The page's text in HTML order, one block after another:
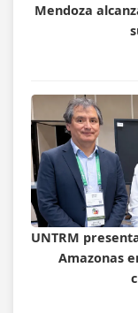
Mendoza
UNTRM
Amazonas